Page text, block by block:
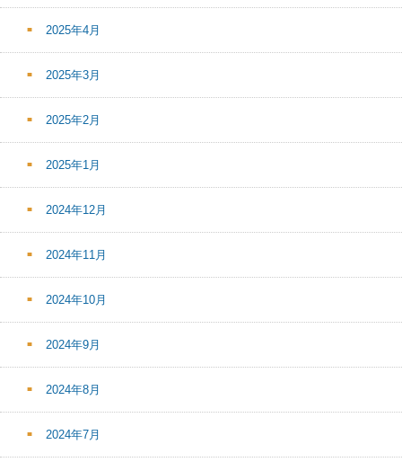
2025年4月
2025年3月
2025年2月
2025年1月
2024年12月
2024年11月
2024年10月
2024年9月
2024年8月
2024年7月